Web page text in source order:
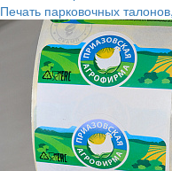
Печать парковочных